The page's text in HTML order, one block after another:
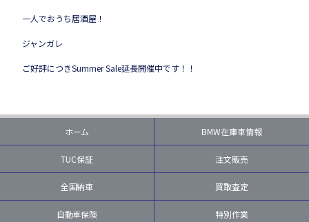
一人でおうち居酒屋！
ジャンガレ
ご好評につきSummer Sale延長開催中です！！
ホーム BMW在庫車情報
TUC保証 注文販売
全国納車 買取査定
自動車保険 特別作業